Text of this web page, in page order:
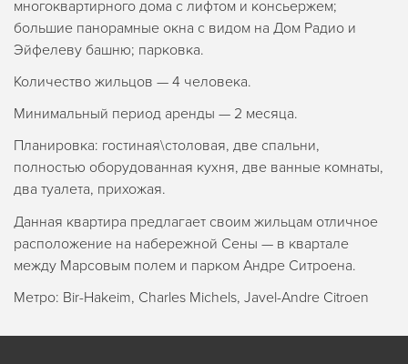
многоквартирного дома с лифтом и консьержем;
большие панорамные окна с видом на Дом Радио и
Эйфелеву башню; парковка.
Количество жильцов — 4 человека.
Минимальный период аренды — 2 месяца.
Планировка: гостиная\столовая, две спальни,
полностью оборудованная кухня, две ванные комнаты,
два туалета, прихожая.
Данная квартира предлагает своим жильцам отличное
расположение на набережной Сены — в квартале
между Марсовым полем и парком Андре Ситроена.
Метро: Bir-Hakeim, Charles Michels, Javel-Andre Citroen